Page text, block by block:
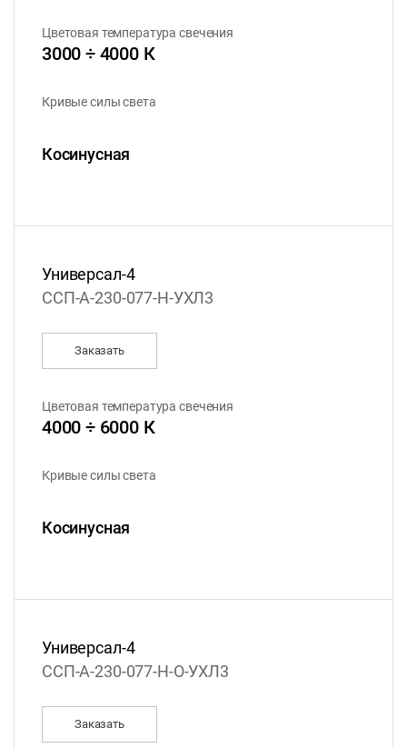
Цветовая температура свечения
3000 ÷ 4000 К
Кривые силы света
Косинусная
Универсал-4
ССП-А-230-077-Н-УХЛ3
Заказать
Цветовая температура свечения
4000 ÷ 6000 К
Кривые силы света
Косинусная
Универсал-4
ССП-А-230-077-Н-О-УХЛ3
Заказать